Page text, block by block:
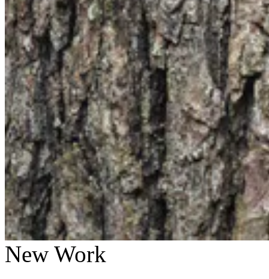
New Work